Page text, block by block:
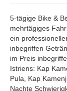
5-tägige Bike &
mehrtägiges
ein
inbegriffen
im Preis
Istriens: Kap
Pula, Kap
Nachte